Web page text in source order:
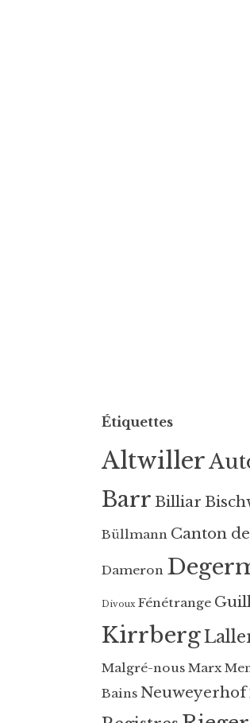
Étiquettes
Altwiller
Barr Billiar
Büllmann Canton
Dameron
Divoux Fénétrange
Kirrberg
Malgré-nous Marx
Bains Neuweyerhof